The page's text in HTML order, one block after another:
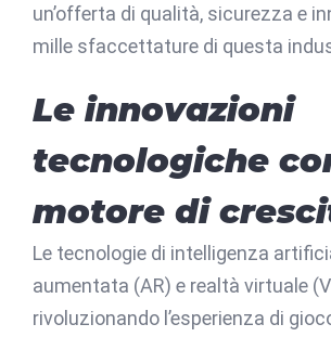
un’offerta di qualità, sicurezza e
mille sfaccettature di questa
Le innovazioni
tecnologiche
motore di
Le tecnologie di intelligenza
aumentata (AR) e realtà virtuale
rivoluzionando l’esperienza di